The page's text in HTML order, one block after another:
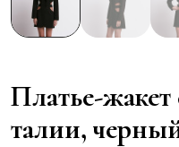
Платье-жакет
талии,